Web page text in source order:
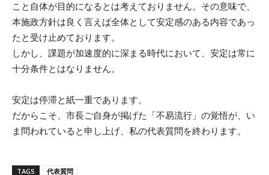
こと自体が目的になるとは考えておりません。その意味で、
本施政方針は良く言えば全体として安定感のある内容であっ
たと受け止めております。
しかし、課題が加速度的に深まる時代において、安定は常に
十分条件とはなりません。
安定は停滞と紙一重であります。
だからこそ、市長ご自身が掲げた「不易流行」の覚悟が、い
ま問われていると申し上げ、私の代表質問を終わります。
TAGS 代表質問